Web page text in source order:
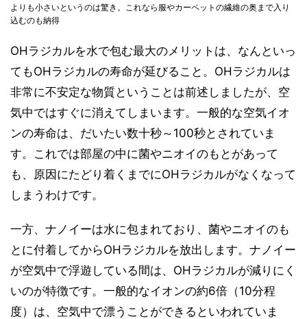
よりも小さいというのは驚き。これなら服やカーペットの繊維の奥まで入り
込むのも納得
OHラジカルを水で包む最大のメリットは、なんといっ
てもOHラジカルの寿命が延びること。OHラジカルは
非常に不安定な物質ということは前述しましたが、空
気中ではすぐに消えてしまいます。一般的な空気イオ
ンの寿命は、だいたい数十秒～100秒とされていま
す。これでは部屋の中に菌やニオイのもとがあって
も、原因にたどり着くまでにOHラジカルがなくなって
しまうわけです。
一方、ナノイーは水に包まれており、菌やニオイのも
とに付着してからOHラジカルを放出します。ナノイー
が空気中で浮遊している間は、OHラジカルが減りにく
いのが特徴です。一般的なイオンの約6倍（10分程
度）は、空気中で漂うことができるといわれていま